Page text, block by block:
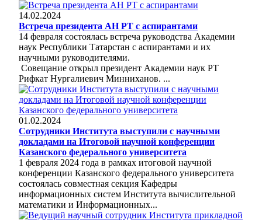
14.02.2024
Встреча президента АН РТ с аспирантами
14 февраля состоялась встреча руководства Академии
наук Республики Татарстан с аспирантами и их
научными руководителями.
Совещание открыл президент Академии наук РТ
Рифкат Нургалиевич Минниханов. ...
01.02.2024
Сотрудники Института выступили с научными
докладами на Итоговой научной конференции
Казанского федерального университета
1 февраля 2024 года в рамках итоговой научной
конференции Казанского федерального университета
состоялась совместная секция Кафедры
информационных систем Института вычислительной
математики и Информационных...